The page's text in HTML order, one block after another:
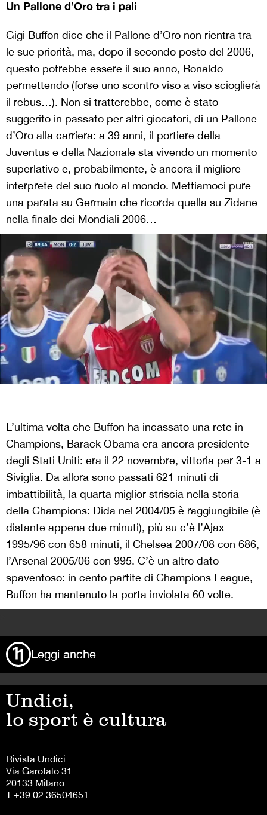
Un Pallone d’Oro tra i pali
Gigi Buffon dice che il Pallone d’Oro non rientra tra
le sue priorità, ma, dopo il secondo posto del 2006,
questo potrebbe essere il suo anno, Ronaldo
permettendo (forse uno scontro viso a viso scioglierà
il rebus…). Non si tratterebbe, come è stato
suggerito in passato per altri giocatori, di un Pallone
d’Oro alla carriera: a 39 anni, il portiere della
Juventus e della Nazionale sta vivendo un momento
superlativo e, probabilmente, è ancora il migliore
interprete del suo ruolo al mondo. Mettiamoci pure
una parata su Germain che ricorda quella su Zidane
nella finale dei Mondiali 2006…
L’ultima volta che Buffon ha incassato una rete in
Champions, Barack Obama era ancora presidente
degli Stati Uniti: era il 22 novembre, vittoria per 3-1 a
Siviglia. Da allora sono passati 621 minuti di
imbattibilità, la quarta miglior striscia nella storia
della Champions: Dida nel 2004/05 è raggiungibile (è
distante appena due minuti), più su c’è l’Ajax
1995/96 con 658 minuti, il Chelsea 2007/08 con 686,
l’Arsenal 2005/06 con 995. C’è un altro dato
spaventoso: in cento partite di Champions League,
Buffon ha mantenuto la porta inviolata 60 volte.
Leggi anche
Undici,
lo sport è cultura
Rivista Undici
Via Garofalo 31
20133 Milano
T +39 02 36504651